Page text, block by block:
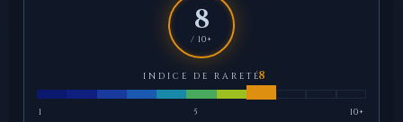
8
/ 10+
INDICE DE RARETÉ
1 5 10+